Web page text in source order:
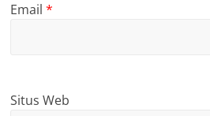
Email*
Situs Web